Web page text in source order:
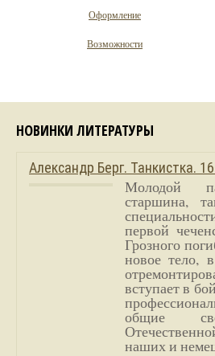
Оформление
Возможности
НОВИНКИ ЛИТЕРАТУРЫ
Александр Берг. Танкистка.
Молодой
старшина,
первой
Грозного
новое тело,
вступает в
общие
наших и